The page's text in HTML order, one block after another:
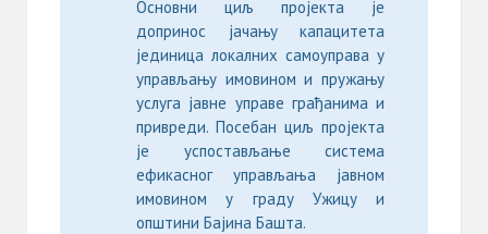
Основни циљ пројекта је
допринос јачању капацитета
јединица локалних самоуправа у
управљању имовином и пружању
услуга јавне управе грађанима и
привреди. Посебан циљ пројекта
је успостављање система
ефикасног управљања јавном
имовином у граду Ужицу и
општини Бајина Башта.